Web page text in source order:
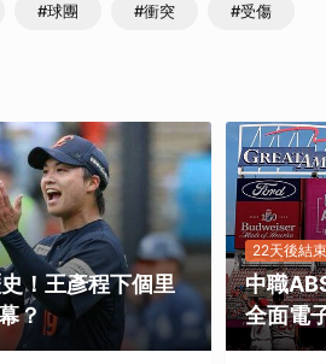
#球團 #衝突 #受傷
！王彥程下個里
？
22天後結束
中職
全面電